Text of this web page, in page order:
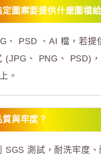
圖案要提供什麼圖檔
、 PSD 、AI 檔，若提
(JPG、 PNG、 PSD)
。
與牢度？
SGS 測試，耐洗牢度